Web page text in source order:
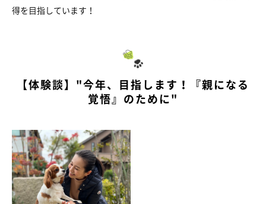
得を目指しています！
【体験談】"今年、目指します！『親になる
覚悟』のために"